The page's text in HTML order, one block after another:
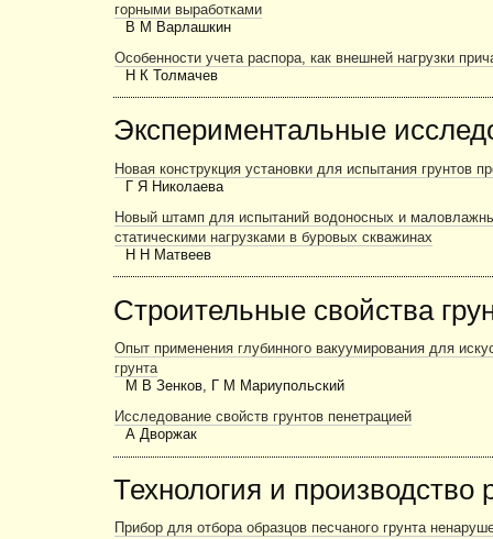
горными выработками
В М Варлашкин
Особенности учета распора, как внешней нагрузки
Н К Толмачев
Экспериментальные
Новая конструкция установки для испытания грунтов
Г Я Николаева
Новый штамп для испытаний водоносных и
статическими нагрузками в буровых скважинах
Н Н Матвеев
Строительные свойства
Опыт применения глубинного вакуумирования для
грунта
М В Зенков, Г М Мариупольский
Исследование свойств грунтов пенетрацией
А Дворжак
Технология и производство
Прибор для отбора образцов песчаного грунта